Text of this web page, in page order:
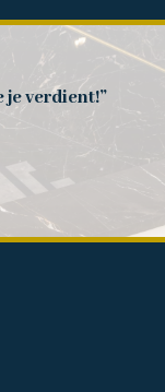
je verdient!”